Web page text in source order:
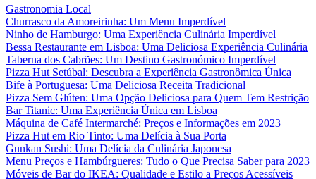
Gastronomia Local
Churrasco da Amoreirinha: Um Menu Imperdível
Ninho de Hamburgo: Uma Experiência Culinária Imperdível
Bessa Restaurante em Lisboa: Uma Deliciosa Experiência Culinária
Taberna dos Cabrões: Um Destino Gastronómico Imperdível
Pizza Hut Setúbal: Descubra a Experiência Gastronômica Única
Bife à Portuguesa: Uma Deliciosa Receita Tradicional
Pizza Sem Glúten: Uma Opção Deliciosa para Quem Tem Restrição
Bar Titanic: Uma Experiência Única em Lisboa
Máquina de Café Intermarché: Preços e Informações em 2023
Pizza Hut em Rio Tinto: Uma Delícia à Sua Porta
Gunkan Sushi: Uma Delícia da Culinária Japonesa
Menu Preços e Hambúrgueres: Tudo o Que Precisa Saber para 2023
Móveis de Bar do IKEA: Qualidade e Estilo a Preços Acessíveis